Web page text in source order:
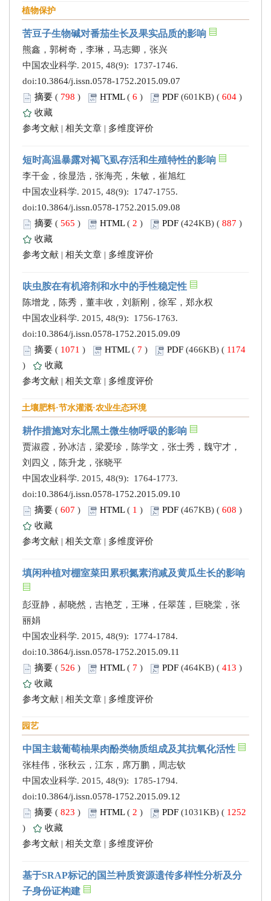
植物保护
苦豆子生物碱对番茄生长及果实品质的影响
熊鑫，郭树奇，李琳，马志卿，张兴
中国农业科学. 2015, 48(9): 1737-1746.
doi:10.3864/j.issn.0578-1752.2015.09.07
摘要 ( 798 ) HTML( 6 ) PDF (601KB) ( 604 )
收藏
参考文献 | 相关文章 | 多维度评价
短时高温暴露对褐飞虱存活和生殖特性的影响
李干金，徐显浩，张海亮，朱敏，崔旭红
中国农业科学. 2015, 48(9): 1747-1755.
doi:10.3864/j.issn.0578-1752.2015.09.08
摘要 ( 565 ) HTML( 2 ) PDF (424KB) ( 887 )
收藏
参考文献 | 相关文章 | 多维度评价
呋虫胺在有机溶剂和水中的手性稳定性
陈增龙，陈秀，董丰收，刘新刚，徐军，郑永权
中国农业科学. 2015, 48(9): 1756-1763.
doi:10.3864/j.issn.0578-1752.2015.09.09
摘要 ( 1071 ) HTML( 7 ) PDF (466KB) ( 1174
)
收藏
参考文献 | 相关文章 | 多维度评价
土壤肥料·节水灌溉·农业生态环境
耕作措施对东北黑土微生物呼吸的影响
贾淑霞，孙冰洁，梁爱珍，陈学文，张士秀，魏守才，
刘四义，陈升龙，张晓平
中国农业科学. 2015, 48(9): 1764-1773.
doi:10.3864/j.issn.0578-1752.2015.09.10
摘要 ( 607 ) HTML( 1 ) PDF (467KB) ( 608 )
收藏
参考文献 | 相关文章 | 多维度评价
填闲种植对棚室菜田累积氮素消减及黄瓜生长的影响
彭亚静，郝晓然，吉艳芝，王琳，任翠莲，巨晓棠，张
丽娟
中国农业科学. 2015, 48(9): 1774-1784.
doi:10.3864/j.issn.0578-1752.2015.09.11
摘要 ( 526 ) HTML( 7 ) PDF (464KB) ( 413 )
收藏
参考文献 | 相关文章 | 多维度评价
园艺
中国主栽葡萄柚果肉酚类物质组成及其抗氧化活性
张桂伟，张秋云，江东，席万鹏，周志钦
中国农业科学. 2015, 48(9): 1785-1794.
doi:10.3864/j.issn.0578-1752.2015.09.12
摘要 ( 823 ) HTML( 2 ) PDF (1031KB) ( 1252
)
收藏
参考文献 | 相关文章 | 多维度评价
基于SRAP标记的国兰种质资源遗传多样性分析及分
子身份证构建